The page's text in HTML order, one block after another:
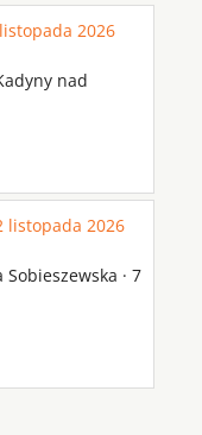
2026
nad
listopada 2026
Sobieszewska · 7